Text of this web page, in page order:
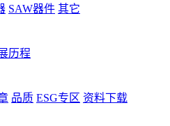
SAW器件 其它
历程
品质 ESG专区 资料下载